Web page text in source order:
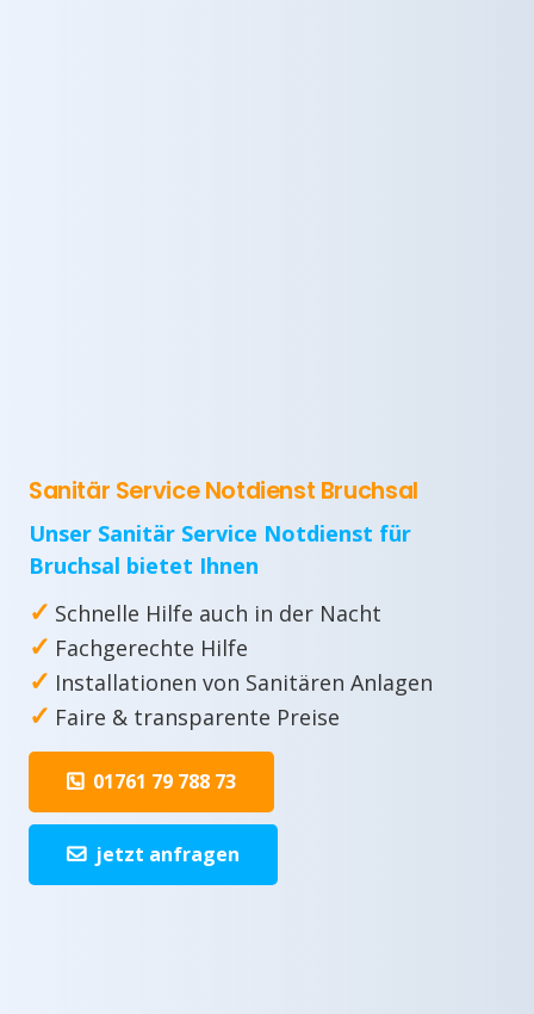
Sanitär Service Notdienst Bruchsal
Unser Sanitär Service Notdienst für
Bruchsal bietet Ihnen
✓ Schnelle Hilfe auch in der Nacht
✓ Fachgerechte Hilfe
✓ Installationen von Sanitären Anlagen
✓ Faire & transparente Preise
01761 79 788 73
jetzt anfragen